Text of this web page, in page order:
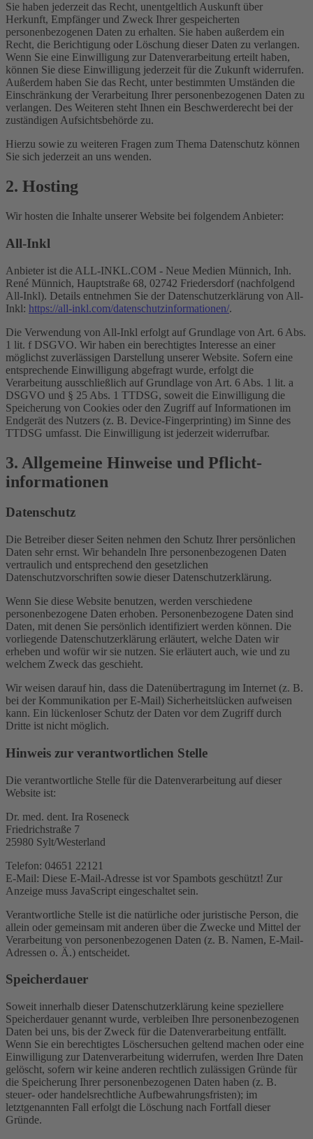
Sie haben jederzeit das Recht, unentgeltlich Auskunft über
Herkunft, Empfänger und Zweck Ihrer gespeicherten
personenbezogenen Daten zu erhalten. Sie haben außerdem ein
Recht, die Berichtigung oder Löschung dieser Daten zu verlangen.
Wenn Sie eine Einwilligung zur Datenverarbeitung erteilt haben,
können Sie diese Einwilligung jederzeit für die Zukunft widerrufen.
Außerdem haben Sie das Recht, unter bestimmten Umständen die
Einschränkung der Verarbeitung Ihrer personenbezogenen Daten zu
verlangen. Des Weiteren steht Ihnen ein Beschwerderecht bei der
zuständigen Aufsichtsbehörde zu.
Hierzu sowie zu weiteren Fragen zum Thema Datenschutz können
Sie sich jederzeit an uns wenden.
2. Hosting
Wir hosten die Inhalte unserer Website bei folgendem Anbieter:
All-Inkl
Anbieter ist die ALL-INKL.COM - Neue Medien Münnich, Inh.
René Münnich, Hauptstraße 68, 02742 Friedersdorf (nachfolgend
All-Inkl). Details entnehmen Sie der Datenschutzerklärung von All-
Inkl: https://all-inkl.com/datenschutzinformationen/.
Die Verwendung von All-Inkl erfolgt auf Grundlage von Art. 6 Abs.
1 lit. f DSGVO. Wir haben ein berechtigtes Interesse an einer
möglichst zuverlässigen Darstellung unserer Website. Sofern eine
entsprechende Einwilligung abgefragt wurde, erfolgt die
Verarbeitung ausschließlich auf Grundlage von Art. 6 Abs. 1 lit. a
DSGVO und § 25 Abs. 1 TTDSG, soweit die Einwilligung die
Speicherung von Cookies oder den Zugriff auf Informationen im
Endgerät des Nutzers (z. B. Device-Fingerprinting) im Sinne des
TTDSG umfasst. Die Einwilligung ist jederzeit widerrufbar.
3. Allgemeine Hinweise und Pflicht­
informationen
Datenschutz
Die Betreiber dieser Seiten nehmen den Schutz Ihrer persönlichen
Daten sehr ernst. Wir behandeln Ihre personenbezogenen Daten
vertraulich und entsprechend den gesetzlichen
Datenschutzvorschriften sowie dieser Datenschutzerklärung.
Wenn Sie diese Website benutzen, werden verschiedene
personenbezogene Daten erhoben. Personenbezogene Daten sind
Daten, mit denen Sie persönlich identifiziert werden können. Die
vorliegende Datenschutzerklärung erläutert, welche Daten wir
erheben und wofür wir sie nutzen. Sie erläutert auch, wie und zu
welchem Zweck das geschieht.
Wir weisen darauf hin, dass die Datenübertragung im Internet (z. B.
bei der Kommunikation per E-Mail) Sicherheitslücken aufweisen
kann. Ein lückenloser Schutz der Daten vor dem Zugriff durch
Dritte ist nicht möglich.
Hinweis zur verantwortlichen Stelle
Die verantwortliche Stelle für die Datenverarbeitung auf dieser
Website ist:
Dr. med. dent. Ira Roseneck
Friedrichstraße 7
25980 Sylt/Westerland
Telefon: 04651 22121
E-Mail: Diese E-Mail-Adresse ist vor Spambots geschützt! Zur
Anzeige muss JavaScript eingeschaltet sein.
Verantwortliche Stelle ist die natürliche oder juristische Person, die
allein oder gemeinsam mit anderen über die Zwecke und Mittel der
Verarbeitung von personenbezogenen Daten (z. B. Namen, E-Mail-
Adressen o. Ä.) entscheidet.
Speicherdauer
Soweit innerhalb dieser Datenschutzerklärung keine speziellere
Speicherdauer genannt wurde, verbleiben Ihre personenbezogenen
Daten bei uns, bis der Zweck für die Datenverarbeitung entfällt.
Wenn Sie ein berechtigtes Löschersuchen geltend machen oder eine
Einwilligung zur Datenverarbeitung widerrufen, werden Ihre Daten
gelöscht, sofern wir keine anderen rechtlich zulässigen Gründe für
die Speicherung Ihrer personenbezogenen Daten haben (z. B.
steuer- oder handelsrechtliche Aufbewahrungsfristen); im
letztgenannten Fall erfolgt die Löschung nach Fortfall dieser
Gründe.